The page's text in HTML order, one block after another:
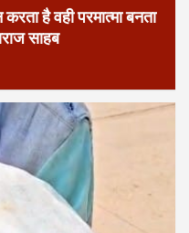
है वही परमात्मा बनता
साहब